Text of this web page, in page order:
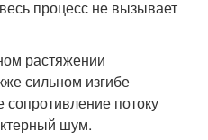
процесс не вызывает
растяжении
сильном изгибе
сопротивление потоку
шум.